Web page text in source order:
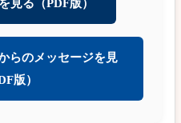
見る（PDF版）
らのメッセージを見
版）